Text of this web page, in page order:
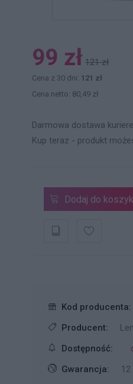
99 zł 121 zł
Cena z 30 dni: 121 zł
Cena netto: 80,49 zł
Darmowa dostawa
Kup teraz - produkt
Dodaj do
Kod producenta:
Producent:
Dostępność:
Gwarancja: